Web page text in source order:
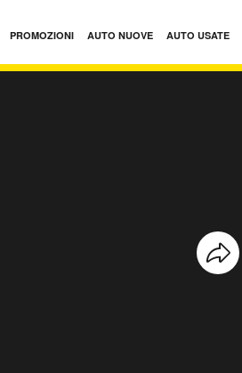
PROMOZIONI AUTO NUOVE AUTO USATE